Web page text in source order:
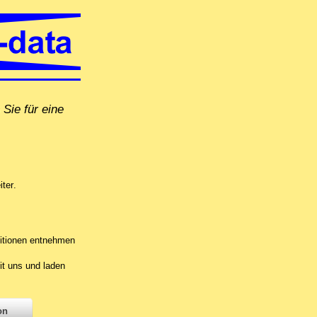
für eine
direkt vor Ort in Station Siggenthal, per Fernwartung oder in unserer
.
entnehmen
uns und laden